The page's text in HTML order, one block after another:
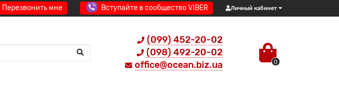
Перезвонить мне Вступайте в сообщество VIBER Личный кабинет
(099) 452-20-02
(098) 492-20-02
office@ocean.biz.ua
0